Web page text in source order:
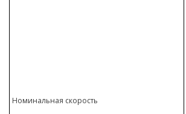
Номинальная скорость